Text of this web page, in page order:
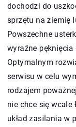
dochodzi do
sprzętu na ziemię
Powszechne
wyraźne
Optymalnym
serwisu w celu
rodzajem
nie chce się wcale
układ zasilania w